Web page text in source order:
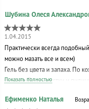
1.04.2015
Практически всегда
можно мазать все и всем)
Гель без цвета и запаха. По
быстро. После чистки и
только нанести толстым
Показать полностью